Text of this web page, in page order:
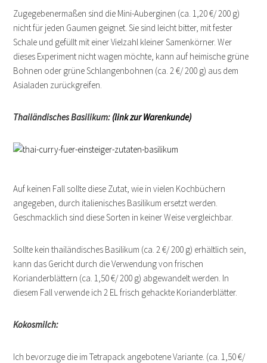
Zugegebenermaßen sind die Mini-Auberginen (ca. 1,20 €/ 200 g)
nicht für jeden Gaumen geignet. Sie sind leicht bitter, mit fester
Schale und gefüllt mit einer Vielzahl kleiner Samenkörner. Wer
dieses Experiment nicht wagen möchte, kann auf heimische grüne
Bohnen oder grüne Schlangenbohnen (ca. 2 €/ 200 g) aus dem
Asialaden zurückgreifen.
Thailändisches Basilikum: (link zur Warenkunde)
Auf keinen Fall sollte diese Zutat, wie in vielen Kochbüchern
angegeben, durch italienisches Basilikum ersetzt werden.
Geschmacklich sind diese Sorten in keiner Weise vergleichbar.
Sollte kein thailändisches Basilikum (ca. 2 €/ 200 g) erhältlich sein,
kann das Gericht durch die Verwendung von frischen
Korianderblättern (ca. 1,50 €/ 200 g) abgewandelt werden. In
diesem Fall verwende ich 2 EL frisch gehackte Korianderblätter.
Kokosmilch:
Ich bevorzuge die im Tetrapack angebotene Variante. (ca. 1,50 €/